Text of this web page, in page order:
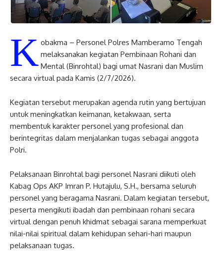
K obakma – Personel Polres Mamberamo Tengah
melaksanakan kegiatan Pembinaan Rohani dan
Mental (Binrohtal) bagi umat Nasrani dan Muslim
secara virtual pada Kamis (2/7/2026).
Kegiatan tersebut merupakan agenda rutin yang bertujuan
untuk meningkatkan keimanan, ketakwaan, serta
membentuk karakter personel yang profesional dan
berintegritas dalam menjalankan tugas sebagai anggota
Polri.
Pelaksanaan Binrohtal bagi personel Nasrani diikuti oleh
Kabag Ops AKP Imran P. Hutajulu, S.H., bersama seluruh
personel yang beragama Nasrani. Dalam kegiatan tersebut,
peserta mengikuti ibadah dan pembinaan rohani secara
virtual dengan penuh khidmat sebagai sarana memperkuat
nilai-nilai spiritual dalam kehidupan sehari-hari maupun
pelaksanaan tugas.